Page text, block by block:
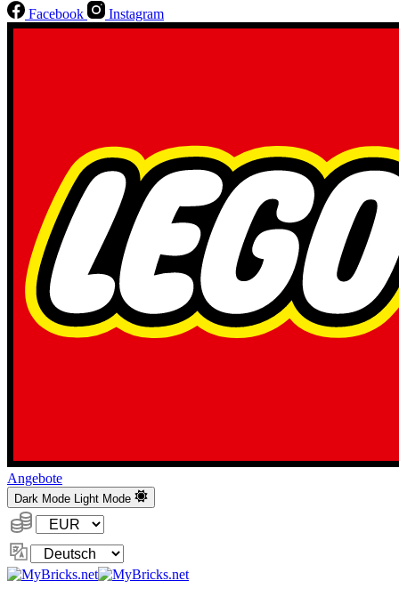
Facebook Instagram
Angebote
Dark Mode Light Mode
Währung:
Sprache
ändern